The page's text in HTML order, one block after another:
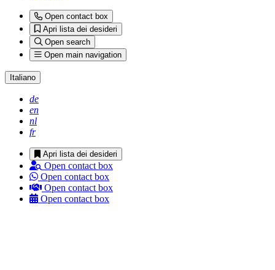
Open contact box
Apri lista dei desideri
Open search
Open main navigation
Italiano
de
en
nl
fr
Apri lista dei desideri
Open contact box
Open contact box
Open contact box
Open contact box